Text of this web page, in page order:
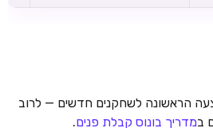
הראשונה לשחקנים חדשים — לרוב
מדריך בונוס קבלת פנים.